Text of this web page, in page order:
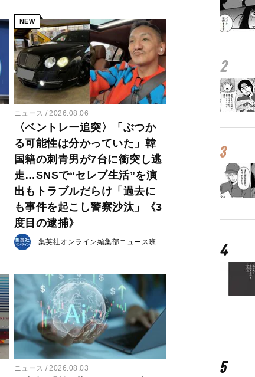
NEW
ニュース 2026.08.06
〈ベントレー追突〉「ぶつか
る可能性は分かっていた」韓
国籍の刺青男が7台に衝突し逃
走…SNSで“セレブ生活”を演
出もトラブルだらけ「過去に
も事件を起こし警察沙汰」《3
度目の逮捕》
集英社オンライン編集部ニュース班
ニュース 2026.08.03